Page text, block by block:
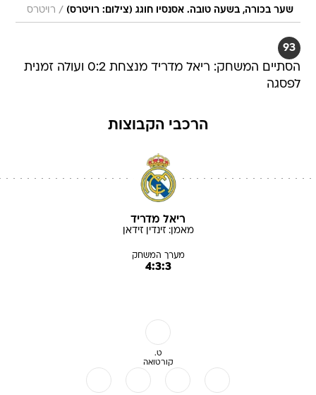
שער בכורה, בשעה טובה. אסנסיו חוגג (צילום: רויטרס) / רויטרס
93
הסתיים המשחק: ריאל מדריד מנצחת 0:2 ועולה זמנית
לפסגה
הרכבי הקבוצות
ריאל מדריד
מאמן:זינדין זידאן
מערך המשחק
4:3:3
ט.
קורטואה